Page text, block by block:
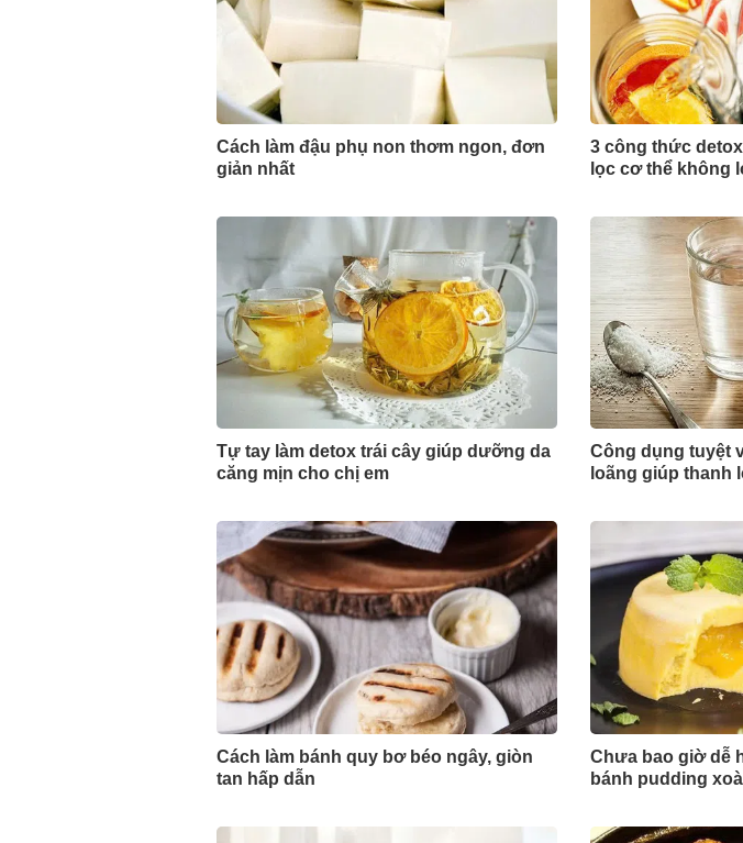
Cách làm đậu phụ non thơm ngon, đơn
giản nhất
3 công thức
lọc cơ thể không
Tự tay làm detox trái cây giúp dưỡng da
căng mịn cho chị em
Công dụng tuyệt
loãng giúp thanh
Cách làm bánh quy bơ béo ngây, giòn
tan hấp dẫn
Chưa bao giờ dễ
bánh pudding